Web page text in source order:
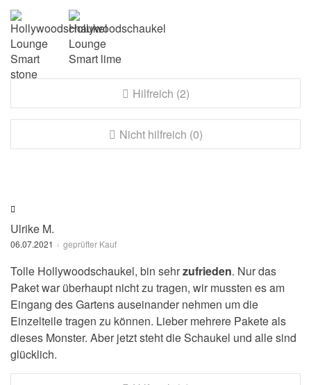
Hilfreich (2)
Nicht hilfreich (0)
Ulrike M.
06.07.2021 geprüfter Kauf
Tolle Hollywoodschaukel, bin sehrzufrieden. Nur das
Paket war überhaupt nicht zu tragen, wir mussten es am
Eingang des Gartens auseinander nehmen um die
Einzelteile tragen zu können. Lieber mehrere Pakete als
dieses Monster. Aber jetzt steht die Schaukel und alle sind
glücklich.